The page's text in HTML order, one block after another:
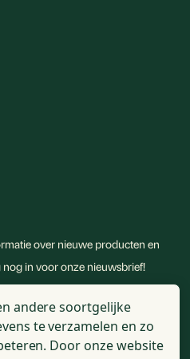
van een gezonde
situaties.
over nieuwe producten en
in voor onze nieuwsbrief!
andere soortgelijke
te verzamelen en zo
Door onze website